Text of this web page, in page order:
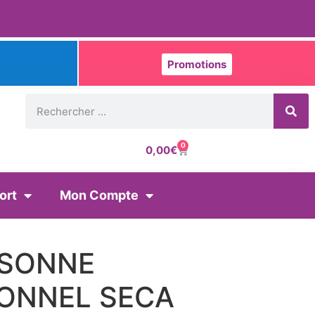
Promotions
0,00€ 0
Mon Compte
SECA